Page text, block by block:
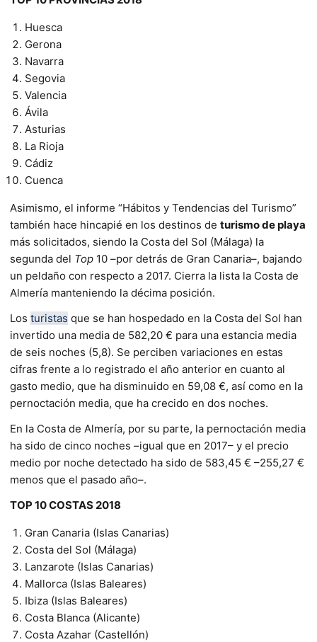
Huesca
Gerona
Navarra
Segovia
Valencia
Ávila
Asturias
La Rioja
Cádiz
Cuenca
Asimismo, el informe “Hábitos y Tendencias del Turismo”
también hace hincapié en los destinos de turismo de playa
más solicitados, siendo la Costa del Sol (Málaga) la
segunda del Top 10 –por detrás de Gran Canaria–, bajando
un peldaño con respecto a 2017. Cierra la lista la Costa de
Almería manteniendo la décima posición.
Los turistas que se han hospedado en la Costa del Sol han
invertido una media de 582,20 € para una estancia media
de seis noches (5,8). Se perciben variaciones en estas
cifras frente a lo registrado el año anterior en cuanto al
gasto medio, que ha disminuido en 59,08 €, así como en la
pernoctación media, que ha crecido en dos noches.
En la Costa de Almería, por su parte, la pernoctación media
ha sido de cinco noches –igual que en 2017– y el precio
medio por noche detectado ha sido de 583,45 € –255,27 €
menos que el pasado año–.
TOP 10 COSTAS 2018
Gran Canaria (Islas Canarias)
Costa del Sol (Málaga)
Lanzarote (Islas Canarias)
Mallorca (Islas Baleares)
Ibiza (Islas Baleares)
Costa Blanca (Alicante)
Costa Azahar (Castellón)